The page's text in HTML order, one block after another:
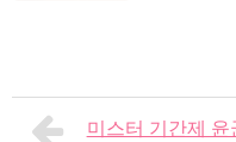
미스터 기간제